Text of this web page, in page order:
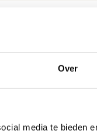
Over
media te bieden